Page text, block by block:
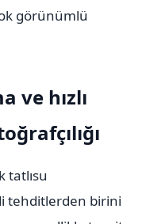
görünümlü
ve hızlı
tatlısu
tehditlerden birini